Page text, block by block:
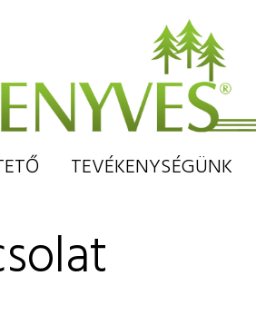
TEVÉKENYSÉGÜNK